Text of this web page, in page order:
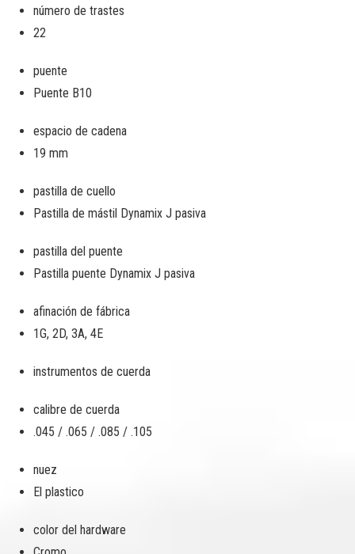
número de trastes
22
puente
Puente B10
espacio de cadena
19 mm
pastilla de cuello
Pastilla de mástil Dynamix Jpasiva
pastilla del puente
Pastilla puente Dynamix Jpasiva
afinación de fábrica
1G, 2D, 3A, 4E
instrumentos de cuerda
calibre de cuerda
.045 / .065 / .085 / .105
nuez
El plastico
color del hardware